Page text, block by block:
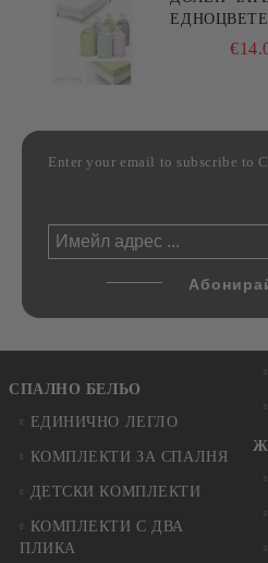
РАЗЛИЧНИ
Enter your email to subscribe
СПАЛНО БЕЛЬО
ЕДИНИЧНО ЛЕГЛО
КОМПЛЕКТИ ЗА СПАЛНЯ
ДЕТСКИ КОМПЛЕКТИ
КОМПЛЕКТИ С ДВА
ПЛИКА